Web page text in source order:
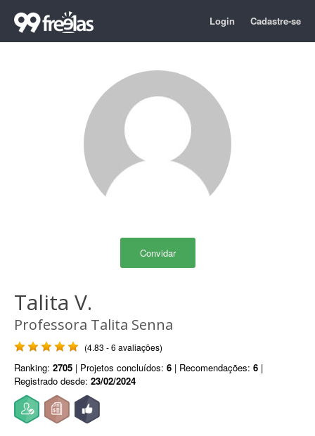
Login Cadastre-se
Convidar
Talita V.
Professora Talita Senna
(4.83 - 6 avaliações)
Ranking: 2705 | Projetos concluídos: 6 | Recomendações: 6 |
Registrado desde: 23/02/2024